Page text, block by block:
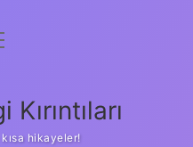
hikayeler!